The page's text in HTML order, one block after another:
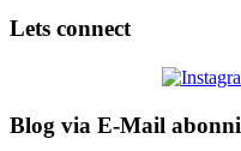
Lets connect
Blog via E-Mail